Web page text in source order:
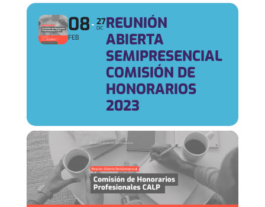
08
FEB
27
DIC REUNIÓN
ABIERTA
SEMIPRESENCIAL
COMISIÓN DE
HONORARIOS
2023